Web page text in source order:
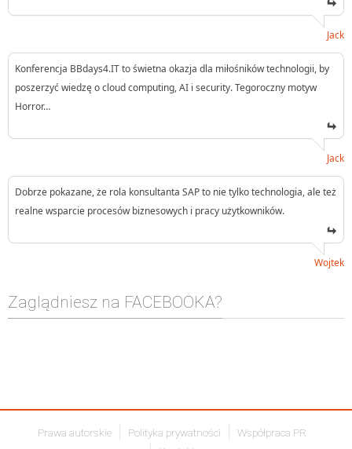
Jack
Konferencja BBdays4.IT to świetna okazja dla miłośników technologii, by
poszerzyć wiedzę o cloud computing, AI i security. Tegoroczny motyw
Horror…
Jack
Dobrze pokazane, że rola konsultanta SAP to nie tylko technologia, ale też
realne wsparcie procesów biznesowych i pracy użytkowników.
Wojtek
Zaglądniesz na FACEBOOKA?
Prawa autorskie Polityka prywatności
Współpraca PR